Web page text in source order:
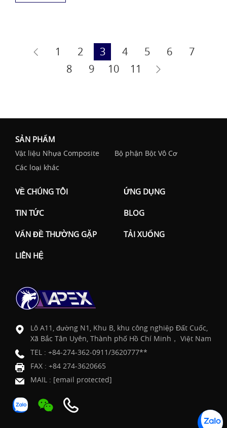
1 2 3 4 5 6
7
8
9 10 11
SẢN PHẨM
Vật liệu Nhựa Composite
Bộ phận Bột Vô Cơ
Các loại khác
VỀ CHÚNG TÔI ỨNG DỤNG
TIN TỨC BLOG
VẤN ĐỀ THƯỜNG GẶP TẢI XUỐNG
LIÊN HỆ
Lô A11, đường N1, Khu B, khu công nghiệp Đất Cuốc,
Xã Bắc Tân Uyên, Thành phố Hồ Chí Minh， Việt Nam
TEL : +84-274-362-0911/3620777**
FAX : +84 274-3620665
MAIL : [email protected]